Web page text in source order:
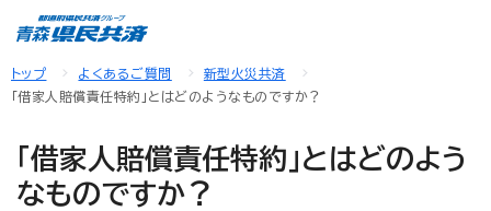
トップ よくあるご質問
新型火災共済
「借家人賠償責任特約」とはどのようなものですか？
「借家人賠償責任特約」とはどのよう
なものですか？